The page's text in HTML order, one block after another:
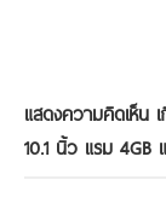
แสดงความคิดเห็น
10.1 นิ้ว แรม 4GB